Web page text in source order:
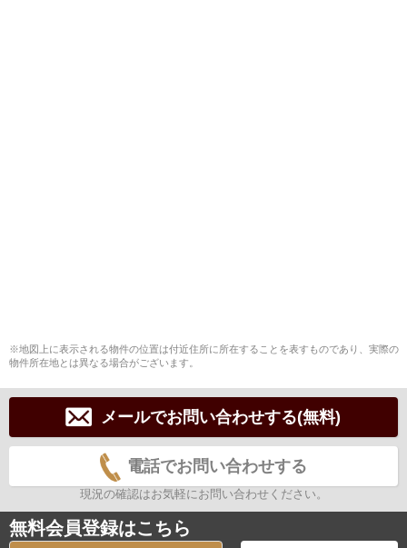
※地図上に表示される物件の位置は付近住所に所在することを表すものであり、実際の
物件所在地とは異なる場合がございます。
メールでお問い合わせする(無料)
電話でお問い合わせする
現況の確認はお気軽にお問い合わせください。
無料会員登録はこちら